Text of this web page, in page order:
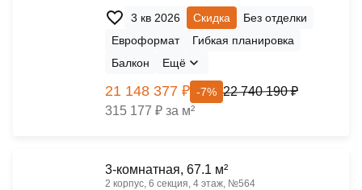
3 кв 2026 Скидка
Без отделки
Евроформат
Гибкая планировка
Балкон
Ещё
21 148 377 ₽ -7% 22 740 190 ₽
315 177 ₽ за м²
3-комнатная, 67.1 м²
2 корпус, 6 секция, 4 этаж, №564